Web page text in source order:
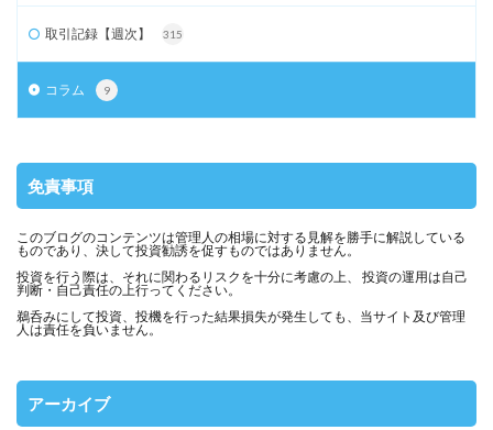
取引記録【週次】 315
コラム 9
免責事項
このブログのコンテンツは管理人の相場に対する見解を勝手に解説している
ものであり、決して投資勧誘を促すものではありません。
投資を行う際は、それに関わるリスクを十分に考慮の上、 投資の運用は自己
判断・自己責任の上行ってください。
鵜呑みにして投資、投機を行った結果損失が発生しても、当サイト及び管理
人は責任を負いません。
アーカイブ